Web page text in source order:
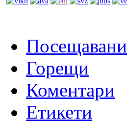
Посещавани
Горещи
Коментари
Етикети